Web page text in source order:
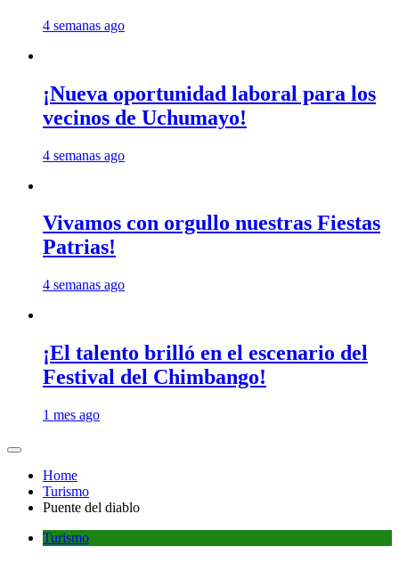
4 semanas ago
¡Nueva oportunidad laboral para los
vecinos de Uchumayo!
4 semanas ago
Vivamos con orgullo nuestras Fiestas
Patrias!
4 semanas ago
¡El talento brilló en el escenario del
Festival del Chimbango!
1 mes ago
Home
Turismo
Puente del diablo
Turismo